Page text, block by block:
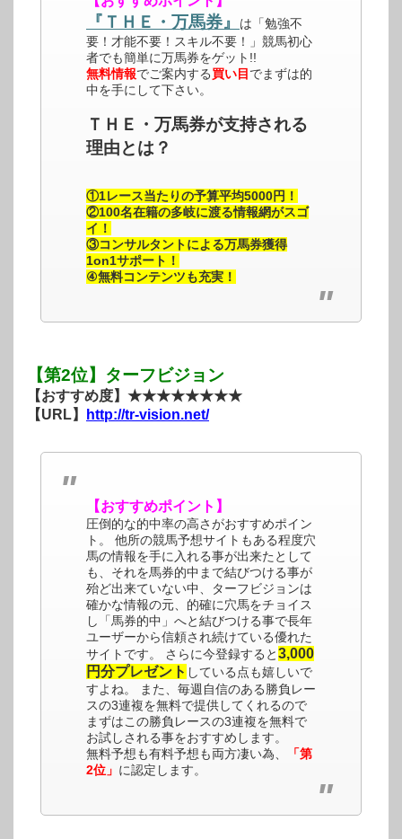
『ＴＨＥ・万馬券』
は「勉強不
要！才能不要！スキル不要！」競馬初心
者でも簡単に万馬券をゲット!!
無料情報でご案内する買い目 でまずは的
中を手にして下さい。
ＴＨＥ・万馬券が支持される
理由とは？
①1レース当たりの予算平均5000円！
②100名在籍の多岐に渡る情報網がスゴ
イ！
③コンサルタントによる万馬券獲得
1on1サポート！
④無料コンテンツも充実！
【第2位】ターフビジョン
【おすすめ度】★★★★★★★★
【URL】
http://tr-vision.net/
【おすすめポイント】
圧倒的な的中率の高さがおすすめポイン
ト。 他所の競馬予想サイトもある程度穴
馬の情報を手に入れる事が出来たとして
も、それを馬券的中まで結びつける事が
殆ど出来ていない中、ターフビジョンは
確かな情報の元、的確に穴馬をチョイス
し「馬券的中」へと結びつける事で長年
ユーザーから信頼され続けている優れた
サイトです。 さらに今登録すると3,000
円分プレゼント している点も嬉しいで
すよね。 また、毎週自信のある勝負レー
スの3連複を無料で提供してくれるので
まずはこの勝負レースの3連複を無料で
お試しされる事をおすすめします。
無料予想も有料予想も両方凄い為、
「第
2位」 に認定します。